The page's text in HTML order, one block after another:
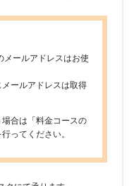
ールアドレスはお使
ールアドレスは取得
合は「料金コースの
ってください。